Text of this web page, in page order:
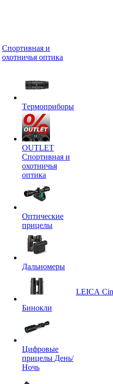
Спортивная и
охотничья оптика
Tермоприборы
OUTLET
Спортивная и
охотничья
оптика
Оптические
прицелы
Дальномеры
Бинокли
Цифровые
прицелы День/
Ночь
LEICA